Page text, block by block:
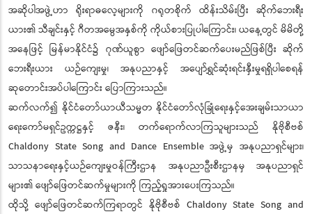
အဆိုပါအဖွဲ့ဟာ ရိုးရာဓလေ့များကို ဂရုတစိုက် ထိန်းသိမ်းပြီး ဆိုက်ဘေးရီး
ယား၏ သီချင်းနှင့် ဂီတအမွေအနှစ်ကို ကိုယ်စားပြုပါကြောင်း၊ ယနေ့တွင် မိမိတို့
အနေဖြင့် မြန်မာနိုင်ငံ၌ ဂုဏ်ယူစွာ ဖျော်ဖြေတင်ဆက်ပေးမည်ဖြစ်ပြီး ဆိုက်
ဘေးရီးယား ယဉ်ကျေးမှု၊ အနုပညာနှင့် အပျော်ရွှင်ဆုံးရင်းနှီးမှုရရှိပါစေရန်
ဆုတောင်းအပ်ပါကြောင်း ပြောကြားသည်။
ဆက်လက်၍ နိုင်ငံတော်ယာယီသမ္မတ နိုင်ငံတော်လုံခြုံရေးနှင့်အေးချမ်းသာယာ
ရေးကော်မရှင်ဥက္ကဋ္ဌနှင့် ဇနီး၊ တက်ရောက်လာကြသူများသည် နိုဗိုစီဗစ်
Chaldony State Song and Dance Ensemble အဖွဲ့မှ အနုပညာရှင်များ၊
သာသနာရေးနှင့်ယဉ်ကျေးမှုဝန်ကြီးဌာန အနုပညာဦးစီးဌာနမှ အနုပညာရှင်
များ၏ ဖျော်ဖြေတင်ဆက်မှုများကို ကြည့်ရှုအားပေးကြသည်။
ထိုသို့ ဖျော်ဖြေတင်ဆက်ကြရာတွင် နိုဗိုစီဗစ် Chaldony State Song and